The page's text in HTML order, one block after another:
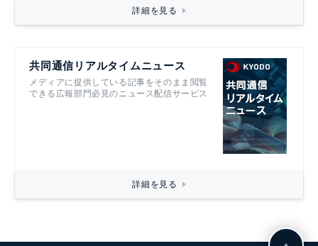
詳細を見る
共同通信リアルタイムニュース
メディアに提供している記事をそのまま閲覧
できる広報部門必見のニュース配信サービス
詳細を見る